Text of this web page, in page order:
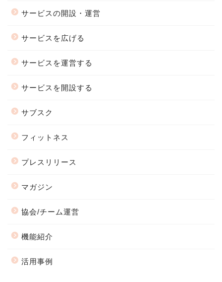
サービスの開設・運営
サービスを広げる
サービスを運営する
サービスを開設する
サブスク
フィットネス
プレスリリース
マガジン
協会/チーム運営
機能紹介
活用事例